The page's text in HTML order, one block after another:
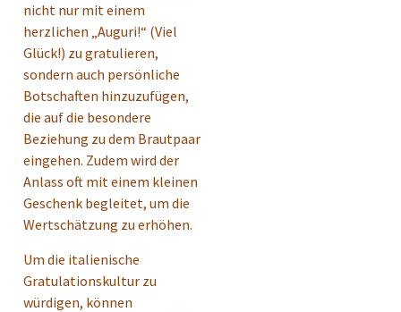
nicht nur mit einem
herzlichen „Auguri!“ (Viel
Glück!) zu gratulieren,
sondern auch persönliche
Botschaften hinzuzufügen,
die auf die besondere
Beziehung zu dem Brautpaar
eingehen. Zudem wird der
Anlass oft mit einem kleinen
Geschenk begleitet, um die
Wertschätzung zu erhöhen.
Um die italienische
Gratulationskultur zu
würdigen, können